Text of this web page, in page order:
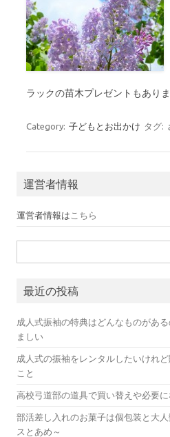
ラックの苗木プレゼントもありま
Category: 子どもとお出かけ タグ:
運営者情報
運営者情報は こちら
最近の投稿
成人式振袖の特典はどんなものがあ
ましい
成人式の振袖をレンタルしたいけれ
こと
高校弓道部の道具で買い替えや必要
部活差し入れのお菓子は個包装と大
スとあめ～